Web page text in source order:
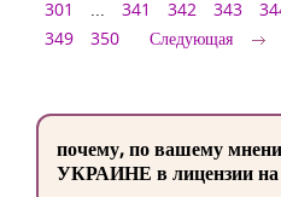
301
... 341 342 343
349
350 Следующая
почему, по вашему
УКРАИНЕ в лицензии на